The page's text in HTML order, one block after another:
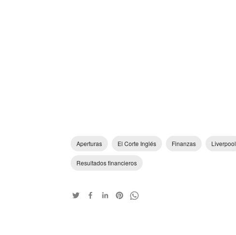
Aperturas El Corte Inglés Finanzas Liverpool
Resultados financieros